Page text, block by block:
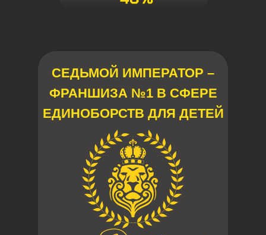
СЕДЬМОЙ ИМПЕРАТОР –
ФРАНШИЗА №1 В СФЕРЕ
ЕДИНОБОРСТВ ДЛЯ ДЕТЕЙ